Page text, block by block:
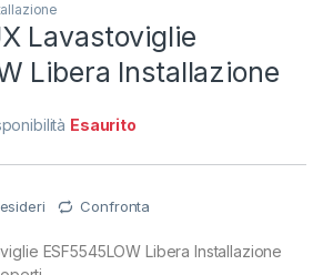
Lavastoviglie
Libera Installazione
Esaurito
Confronta
ESF5545LOW Libera Installazione